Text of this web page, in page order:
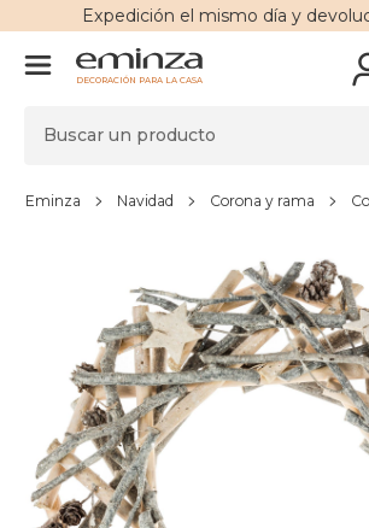
Expedición el mismo día y
DECORACIÓN PARA LA CASA
Eminza Navidad Corona y rama